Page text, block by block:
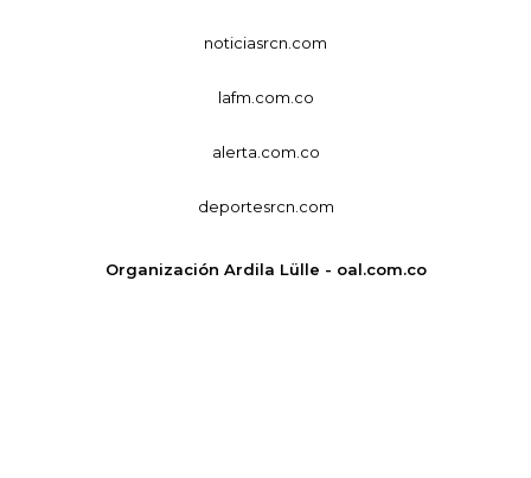
noticiasrcn.com
lafm.com.co
alerta.com.co
deportesrcn.com
Organización Ardila Lülle - oal.com.co